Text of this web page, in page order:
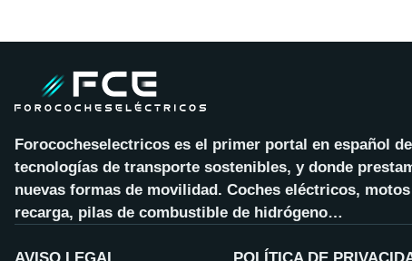
Forococheselectricos es el primer portal en español
tecnologías de transporte sostenibles, y donde
nuevas formas de movilidad. Coches eléctricos,
recarga, pilas de combustible de hidrógeno…